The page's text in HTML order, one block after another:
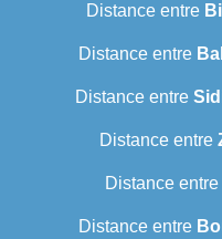
Distance entre
Distance entre
Distance entre
Distance entre
Distance entre
Distance entre